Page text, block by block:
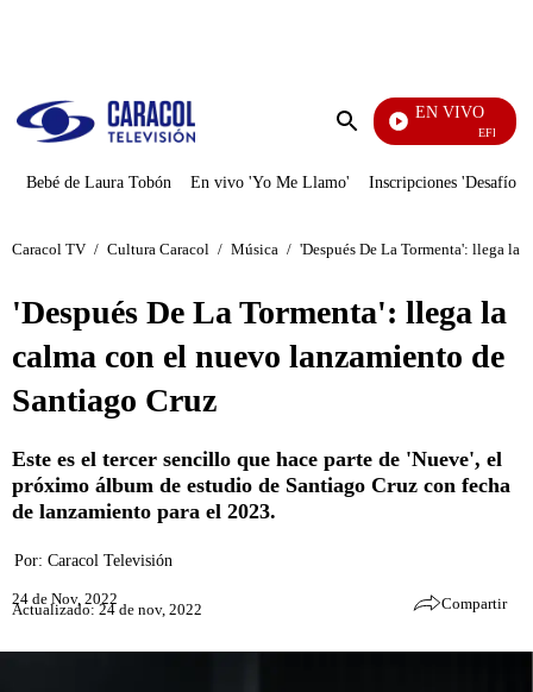
Enviar
EN VIVO
EFÉ
Bebé de Laura Tobón En vivo 'Yo Me Llamo' Inscripciones 'Desafío'
Caracol TV / Cultura Caracol / Música / 'Después De La Tormenta': llega la
'Después De La Tormenta': llega la
calma con el nuevo lanzamiento de
Santiago Cruz
Este es el tercer sencillo que hace parte de 'Nueve', el
próximo álbum de estudio de Santiago Cruz con fecha
de lanzamiento para el 2023.
Por: Caracol Televisión
24 de Nov, 2022
Actualizado: 24 de nov, 2022 Compartir